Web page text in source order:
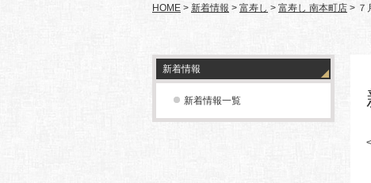
HOME > 新着情報 > 富寿し > 富寿し 南本町店 >
新着情報
新着情報一覧